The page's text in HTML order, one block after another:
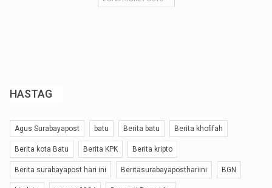
HASTAG
Agus Surabayapost batu Berita batu Berita khofifah
Berita kota Batu Berita KPK Berita kripto
Berita surabayapost hari ini Beritasurabayaposthariini BGN